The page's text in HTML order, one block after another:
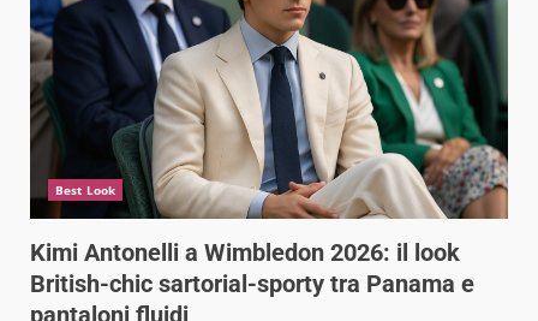
Best Look
Kimi Antonelli a Wimbledon 2026: il look
British-chic sartorial-sporty tra Panama e
pantaloni fluidi